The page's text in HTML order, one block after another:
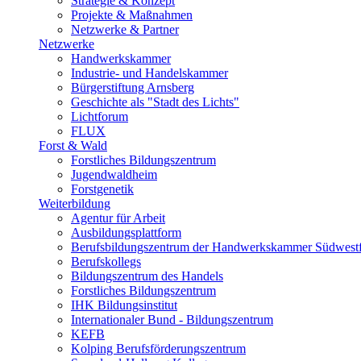
Projekte & Maßnahmen
Netzwerke & Partner
Netzwerke
Handwerkskammer
Industrie- und Handelskammer
Bürgerstiftung Arnsberg
Geschichte als "Stadt des Lichts"
Lichtforum
FLUX
Forst & Wald
Forstliches Bildungszentrum
Jugendwaldheim
Forstgenetik
Weiterbildung
Agentur für Arbeit
Ausbildungsplattform
Berufsbildungszentrum der Handwerkskammer
Berufskollegs
Bildungszentrum des Handels
Forstliches Bildungszentrum
IHK Bildungsinstitut
Internationaler Bund - Bildungszentrum
KEFB
Kolping Berufsförderungszentrum